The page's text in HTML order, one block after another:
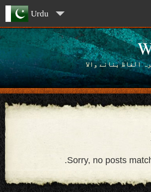
Urdu
الفاظ بنانے والا
Sorry, no posts